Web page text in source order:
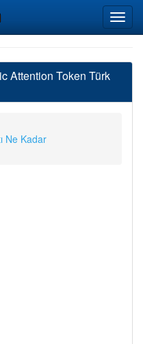
Attention Token Türk
Ne Kadar